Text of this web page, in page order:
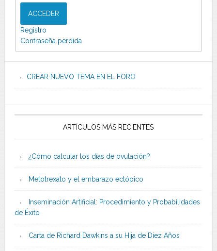
ACCEDER
Registro
Contraseña perdida
CREAR NUEVO TEMA EN EL FORO
ARTÍCULOS MÁS RECIENTES
¿Cómo calcular los días de ovulación?
Metotrexato y el embarazo ectópico
Inseminación Artificial: Procedimiento y Probabilidades
de Éxito
Carta de Richard Dawkins a su Hija de Diez Años